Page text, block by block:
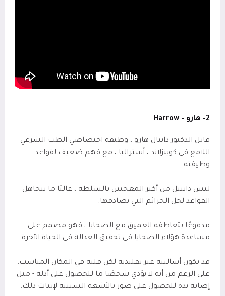
2- هارو - Harrow
قابل الدكتور دانيال هارو ، وظيفة اختصاصي الطب الشرعي
اللامع في كوينزلاند ، أستراليا ، مع فهم ضعيف لقواعد
وظيفته.
ليس دانييل من أكبر المعجبين بالسلطة ، غالبًا ما يتجاهل
القواعد لحل الجرائم التي يصادفها.
مدفوعًا بتعاطفه العميق مع الضحايا ، فهو مصمم على
مساعدة هؤلاء الضحايا في تحقيق العدالة في الحياة الآخرة.
قد تكون أساليبه غير تقليدية لكن قلبه في المكان المناسب.
على الرغم من أنه لا يؤذي شخصًا ما للحصول على أدلة - مثل
إصابة يده للحصول على صور بالأشعة السينية لإثبات ذلك.